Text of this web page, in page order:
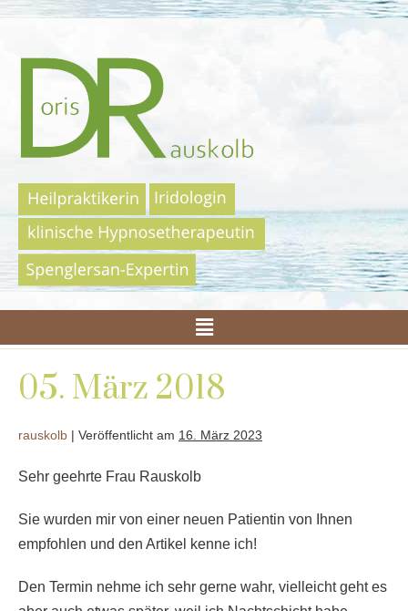
05. März 2018
rauskolb | Veröffentlicht am 16. März 2023
Sehr geehrte Frau Rauskolb
Sie wurden mir von einer neuen Patientin von Ihnen
empfohlen und den Artikel kenne ich!
Den Termin nehme ich sehr gerne wahr, vielleicht geht es